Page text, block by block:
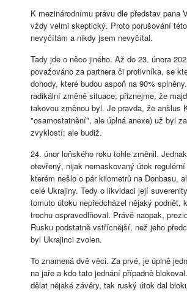
K mezinárodnímu právu dle představ pana
vždy velmi skeptický. Proto porušování
nevyčítám a nikdy jsem nevyčítal.
Tady jde o něco jiného. Až do 23. února
považováno za partnera či protivníka, se
dohody, které budou aspoň na 90%
radikální změně situace; přiznejme, že
takovou změnou byl. Je pravda, že anšlus
"osamostatnění", ale úplná anexe) už byl
zvyklostí; ale budiž.
24. únor loňského roku tohle změnil.
otevřený, nijak nemaskovaný útok
kterém nešlo o pár kilometrů na Donbasu,
celé Ukrajiny. Tedy o likvidaci její
tomuto útoku nepředcházel nějaký podnět,
trochu ospravedlňoval. Právě naopak,
Rusku podstatně vstřícnější, než jeho
byl Ukrajinci zvolen.
To znamená dvě věci. Za prvé, je úplně
na jaře a kdo tato jednání případně
dělat nějaké závěry, tak ruský útok dal